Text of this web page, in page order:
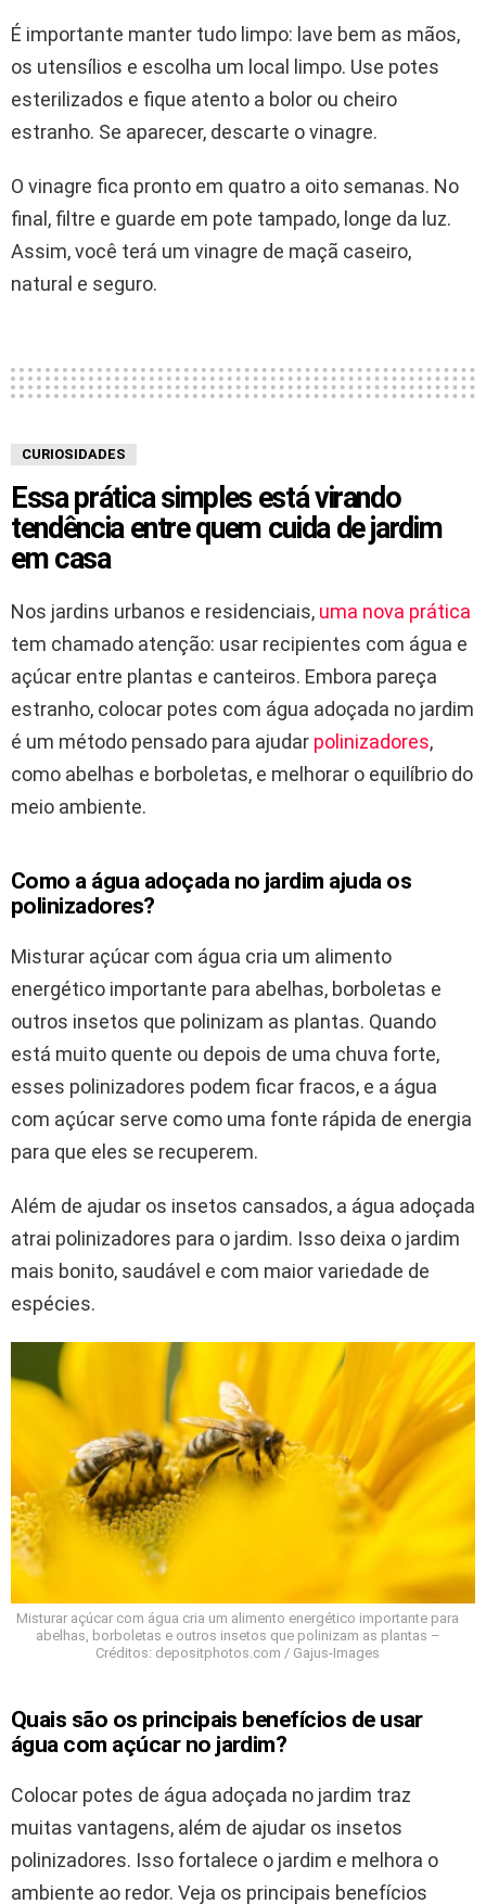
É importante manter tudo limpo: lave bem as mãos,
os utensílios e escolha um local limpo. Use potes
esterilizados e fique atento a bolor ou cheiro
estranho. Se aparecer, descarte o vinagre.
O vinagre fica pronto em quatro a oito semanas. No
final, filtre e guarde em pote tampado, longe da luz.
Assim, você terá um vinagre de maçã caseiro,
natural e seguro.
CURIOSIDADES
Essa prática simples está virando
tendência entre quem cuida de jardim
em casa
Nos jardins urbanos e residenciais, uma nova prática
tem chamado atenção: usar recipientes com água e
açúcar entre plantas e canteiros. Embora pareça
estranho, colocar potes com água adoçada no jardim
é um método pensado para ajudar polinizadores,
como abelhas e borboletas, e melhorar o equilíbrio do
meio ambiente.
Como a água adoçada no jardim ajuda os
polinizadores?
Misturar açúcar com água cria um alimento
energético importante para abelhas, borboletas e
outros insetos que polinizam as plantas. Quando
está muito quente ou depois de uma chuva forte,
esses polinizadores podem ficar fracos, e a água
com açúcar serve como uma fonte rápida de energia
para que eles se recuperem.
Além de ajudar os insetos cansados, a água adoçada
atrai polinizadores para o jardim. Isso deixa o jardim
mais bonito, saudável e com maior variedade de
espécies.
Misturar açúcar com água cria um alimento energético importante para
abelhas, borboletas e outros insetos que polinizam as plantas –
Créditos: depositphotos.com / Gajus-Images
Quais são os principais benefícios de usar
água com açúcar no jardim?
Colocar potes de água adoçada no jardim traz
muitas vantagens, além de ajudar os insetos
polinizadores. Isso fortalece o jardim e melhora o
ambiente ao redor. Veja os principais benefícios